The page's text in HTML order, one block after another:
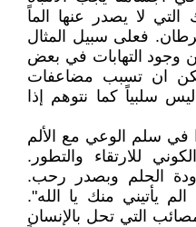
التي لا يصدر عنها الماً
فعلى سبيل المثال
وجود التهابات في بعض
ان تسبب مضاعفات
سلبياً كما نتوهم إذا
في سلم الوعي مع الألم
للارتقاء والتطور.
الحلم وبصدر رحب.
يأتيني منك يا الله".
التي تحل بالإنسان